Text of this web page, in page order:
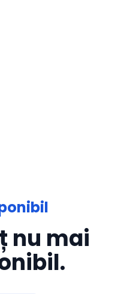
nu mai